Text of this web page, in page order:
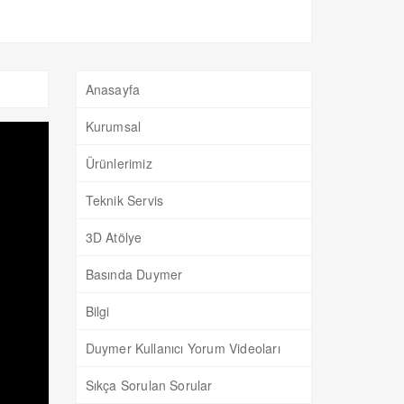
Anasayfa
Kurumsal
Ürünlerimiz
Teknik Servis
3D Atölye
Basında Duymer
Bilgi
Duymer Kullanıcı Yorum Videoları
Sıkça Sorulan Sorular